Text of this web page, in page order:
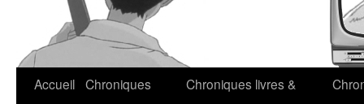
Accueil Chroniques
Chroniques livres &